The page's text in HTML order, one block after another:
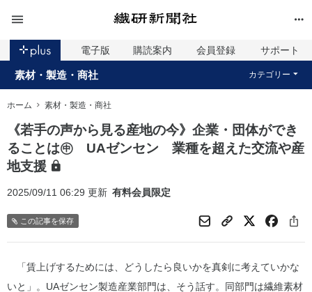
電子版 購読案内 会員登録 サポート
素材・製造・商社 カテゴリー
ホーム 素材・製造・商社
《若手の声から見る産地の今》企業・団体ができ
ることは㊥ UAゼンセン 業種を超えた交流や産
地支援
2025/09/11 06:29 更新 有料会員限定
この記事を保存
「賃上げするためには、どうしたら良いかを真剣に考えていかな
いと」。UAゼンセン製造産業部門は、そう話す。同部門は繊維素材